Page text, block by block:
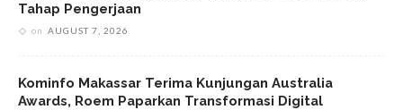
Tahap Pengerjaan
on AUGUST 7, 2026
Kominfo Makassar Terima Kunjungan Australia
Awards, Roem Paparkan Transformasi Digital